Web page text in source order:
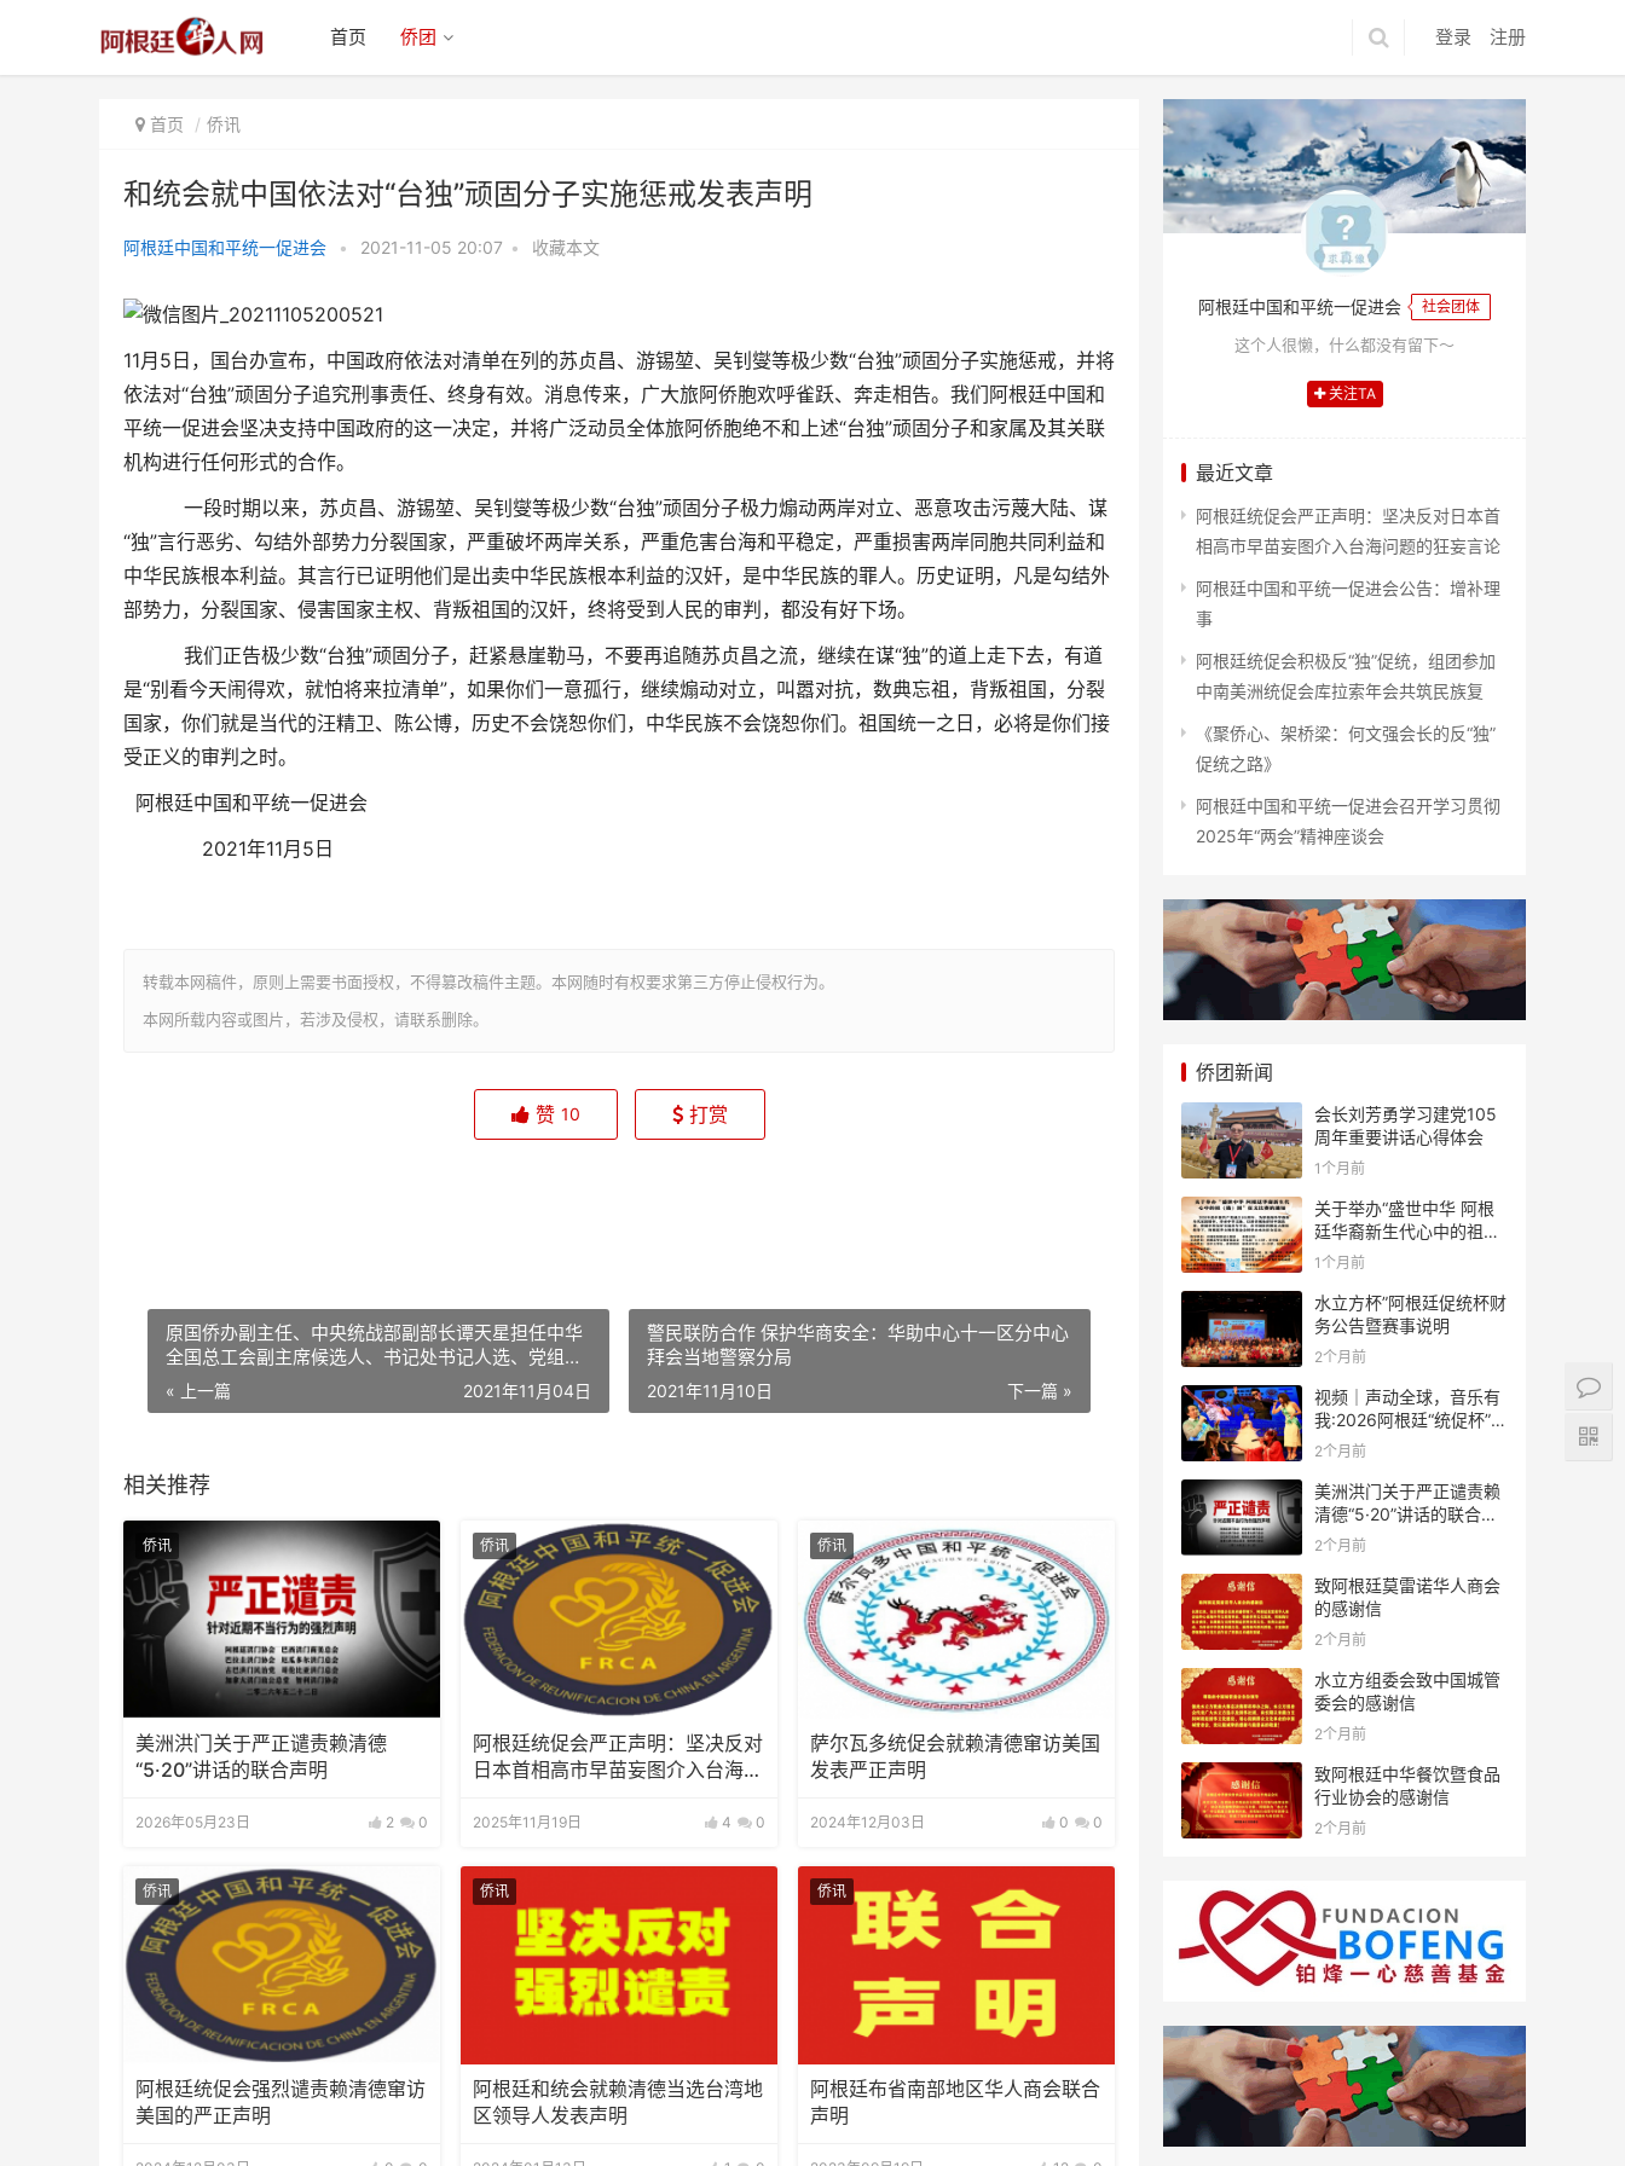
登录 注册
首页 侨团
首页 侨讯
和统会就中国依法对“台独”顽固分子实施惩戒发表声明
阿根廷中国和平统一促进会 • 2021-11-05 20:07 • 收藏本文
11月5日，国台办宣布，中国政府依法对清单在列的苏贞昌、游锡堃、吴钊燮等极少数“台独”顽固分子实施惩戒，并将
依法对“台独”顽固分子追究刑事责任、终身有效。消息传来，广大旅阿侨胞欢呼雀跃、奔走相告。我们阿根廷中国和
平统一促进会坚决支持中国政府的这一决定，并将广泛动员全体旅阿侨胞绝不和上述“台独”顽固分子和家属及其关联
机构进行任何形式的合作。
一段时期以来，苏贞昌、游锡堃、吴钊燮等极少数“台独”顽固分子极力煽动两岸对立、恶意攻击污蔑大陆、谋
“独”言行恶劣、勾结外部势力分裂国家，严重破坏两岸关系，严重危害台海和平稳定，严重损害两岸同胞共同利益和
中华民族根本利益。其言行已证明他们是出卖中华民族根本利益的汉奸，是中华民族的罪人。历史证明，凡是勾结外
部势力，分裂国家、侵害国家主权、背叛祖国的汉奸，终将受到人民的审判，都没有好下场。
我们正告极少数“台独”顽固分子，赶紧悬崖勒马，不要再追随苏贞昌之流，继续在谋“独”的道上走下去，有道
是“别看今天闹得欢，就怕将来拉清单”，如果你们一意孤行，继续煽动对立，叫嚣对抗，数典忘祖，背叛祖国，分裂
国家，你们就是当代的汪精卫、陈公博，历史不会饶恕你们，中华民族不会饶恕你们。祖国统一之日，必将是你们接
受正义的审判之时。
阿根廷中国和平统一促进会
2021年11月5日
转载本网稿件，原则上需要书面授权，不得篡改稿件主题。本网随时有权要求第三方停止侵权行为。
本网所载内容或图片，若涉及侵权，请联系删除。
子实施惩戒发表声明
赞 10 打赏
原国侨办副主任、中央统战部副部长谭天星担任中华
全国总工会副主席候选人、书记处书记人选、党组成
« 上一篇 2021年11月04日
警民联防合作 保护华商安全：华助中心十一区分中心
拜会当地警察分局
下一篇 »
2021年11月10日
相关推荐
侨讯
美洲洪门关于严正谴责赖清德
“5·20”讲话的联合声明
2026年05月23日 2 0
侨讯
阿根廷统促会严正声明：坚决反对
日本首相高市早苗妄图介入台海问
2025年11月19日 4 0
侨讯
萨尔瓦多统促会就赖清德窜访美国
发表严正声明
2024年12月03日 0 0
侨讯
阿根廷统促会强烈谴责赖清德窜访
美国的严正声明
侨讯
阿根廷和统会就赖清德当选台湾地
区领导人发表声明
侨讯
阿根廷布省南部地区华人商会联合
声明
阿根廷中国和平统一促进会 社会团体
这个人很懒，什么都没有留下～
关注TA
最近文章
阿根廷统促会严正声明：坚决反对日本首
相高市早苗妄图介入台海问题的狂妄言论
阿根廷中国和平统一促进会公告：增补理
事
阿根廷统促会积极反“独”促统，组团参加
中南美洲统促会库拉索年会共筑民族复
《聚侨心、架桥梁：何文强会长的反“独”
促统之路》
阿根廷中国和平统一促进会召开学习贯彻
2025年“两会”精神座谈会
侨团新闻
会长刘芳勇学习建党105
周年重要讲话心得体会
1个月前
关于举办“盛世中华 阿根
廷华裔新生代心中的祖
(籍)国”征文比赛的通知
1个月前
水立方杯”阿根廷促统杯财
务公告暨赛事说明
2个月前
视频｜声动全球，音乐有
我:2026阿根廷“统促杯”水
立方中文歌曲大赛总决赛
2个月前
美洲洪门关于严正谴责赖
清德“5·20”讲话的联合声
明
2个月前
致阿根廷莫雷诺华人商会
的感谢信
2个月前
水立方组委会致中国城管
委会的感谢信
2个月前
致阿根廷中华餐饮暨食品
行业协会的感谢信
2个月前